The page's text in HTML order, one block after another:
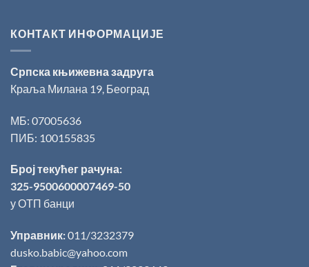
КОНТАКТ ИНФОРМАЦИЈЕ
Српска књижевна задруга
Краља Милана 19, Београд
МБ: 07005636
ПИБ: 100155835
Број текућег рачуна:
325-9500600007469-50
у ОТП банци
Управник:011/3232379
dusko.babic@yahoo.com